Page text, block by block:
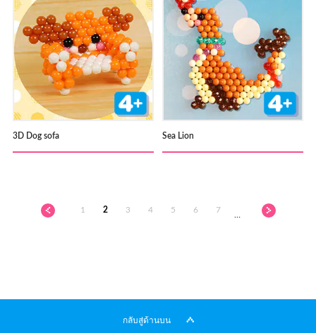
3D Dog sofa Sea Lion
1 2 3 4 5 6 7
กลับสู่ด้านบน